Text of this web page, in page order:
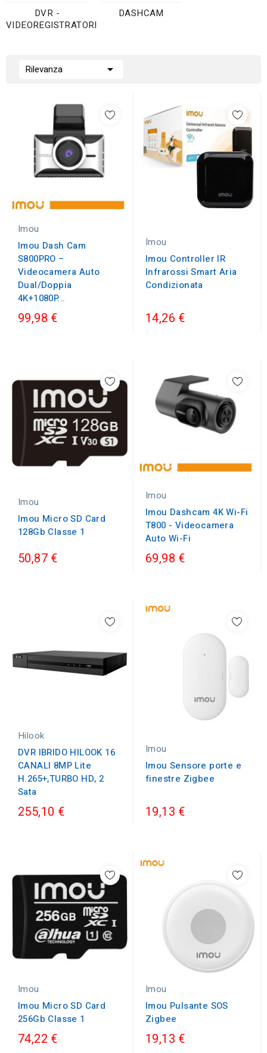
DVR -
VIDEOREGISTRATORI
DASHCAM
Rilevanza 
Imou
Imou Dash Cam
S800PRO –
Videocamera Auto
Dual/Doppia
4K+1080P...
99,98 €
Imou
Imou Controller IR
Infrarossi Smart Aria
Condizionata
14,26 €
Imou
Imou Micro SD Card
128Gb Classe 1
50,87 €
Imou
Imou Dashcam 4K Wi-Fi
T800 - Videocamera
Auto Wi-Fi
69,98 €
Hilook
DVR IBRIDO HILOOK 16
CANALI 8MP Lite
H.265+,TURBO HD, 2
Sata
255,10 €
Imou
Imou Sensore porte e
finestre Zigbee
19,13 €
Imou
Imou Micro SD Card
256Gb Classe 1
74,22 €
Imou
Imou Pulsante SOS
Zigbee
19,13 €